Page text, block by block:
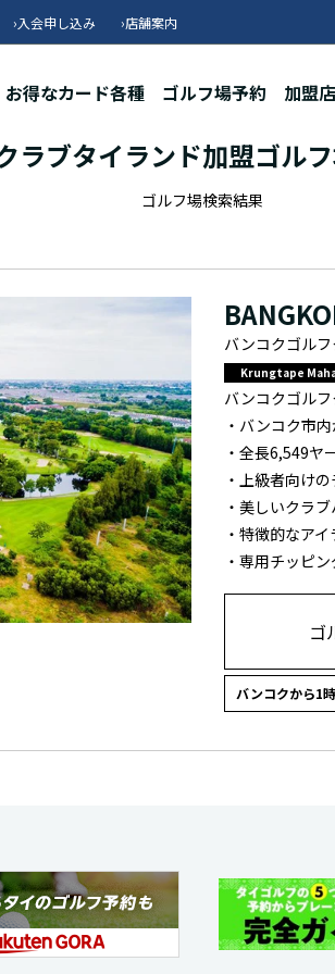
›入会申し込み ›店舗案内
お得なカード各種 ゴルフ場予約 加盟店
ラブタイランド加盟ゴル
ゴルフ場検索結果
バンコクゴルフ
Krungtape
バンコクゴル
・バンコク市
・全長6,549ヤ
・上級者向け
・美しいクラ
・特徴的なア
・専用チッピ
ゴ
バンコクから1